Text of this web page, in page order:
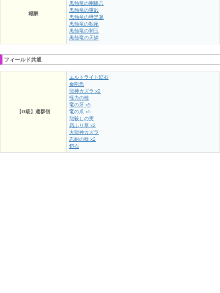
報酬
黒蝕竜の剛惨爪
黒蝕竜の重殻
黒蝕竜の暗黒翼
黒蝕竜の靱尾
黒蝕竜の闇玉
黒蝕竜の天鱗
フィールド共通
【G級】遺群嶺
エルトライト鉱石
金剛魚
龍神カズラ x2
怪力の種
竜の牙 x5
竜の爪 x5
龍殺しの実
霜ふり草 x2
大龍神カズラ
忍耐の種 x2
鎧石